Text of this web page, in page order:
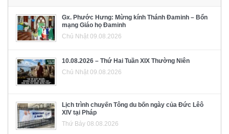
Gx. Phước Hưng: Mừng kính Thánh Đaminh – Bổn
mạng Giáo họ Đaminh
Chủ Nhật 09.08.2026
10.08.2026 – Thứ Hai Tuần XIX Thường Niên
Chủ Nhật 09.08.2026
Lịch trình chuyến Tông du bốn ngày của Đức Lêô
XIV tại Pháp
Thứ Bảy 08.08.2026